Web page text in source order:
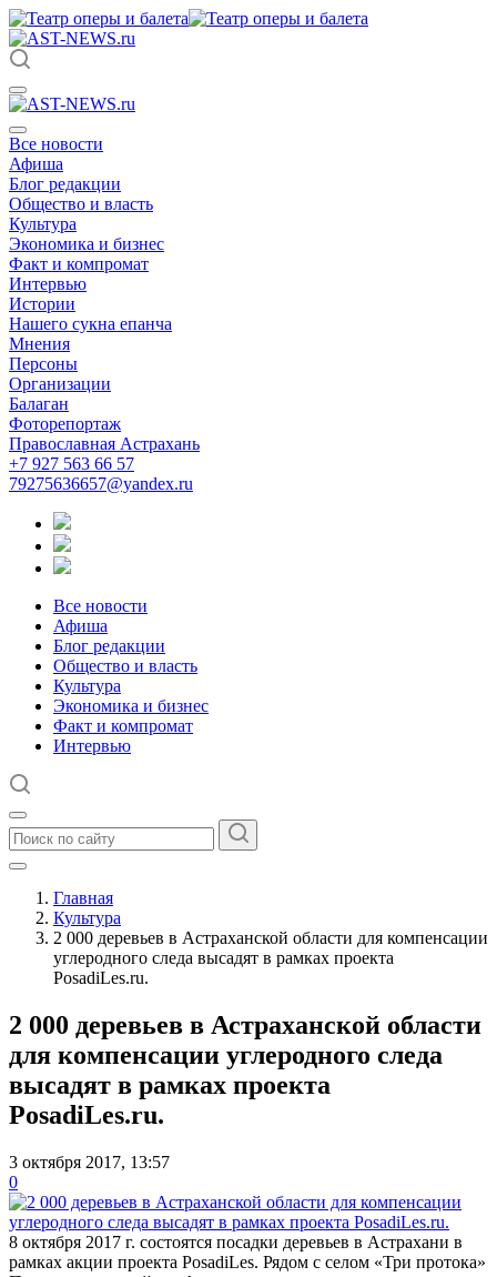
Все новости
Афиша
Блог редакции
Общество и власть
Культура
Экономика и бизнес
Факт и компромат
Интервью
Истории
Нашего сукна епанча
Мнения
Персоны
Организации
Балаган
Фоторепортаж
Православная Астрахань
+7 927 563 66 57
79275636657@yandex.ru
Все новости
Афиша
Блог редакции
Общество и власть
Культура
Экономика и бизнес
Факт и компромат
Интервью
Главная
Культура
2 000 деревьев в Астраханской области для компенсации
углеродного следа высадят в рамках проекта
PosadiLes.ru.
2 000 деревьев в Астраханской области
для компенсации углеродного следа
высадят в рамках проекта
PosadiLes.ru.
3 октября 2017, 13:57
0
8 октября 2017 г. состоятся посадки деревьев в Астрахани в
рамках акции проекта PosadiLes. Рядом с селом «Три протока»